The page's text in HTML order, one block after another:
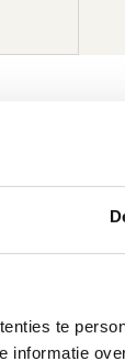
te
informatie